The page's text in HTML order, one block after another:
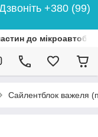
+380 (99)
до
Сайлентблок важеля